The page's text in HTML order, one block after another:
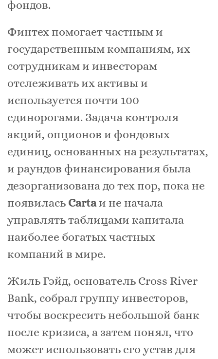
фондов.
Финтех помогает частным и
государственным компаниям, их
сотрудникам и инвесторам
отслеживать их активы и
используется почти 100
единорогами. Задача контроля
акций, опционов и фондовых
единиц, основанных на результатах,
и раундов финансирования была
дезорганизована до тех пор, пока не
появилась Cartaи не начала
управлять таблицами капитала
наиболее богатых частных
компаний в мире.
Жиль Гэйд, основатель Cross River
Bank, собрал группу инвесторов,
чтобы воскресить небольшой банк
после кризиса, а затем понял, что
может использовать его устав для